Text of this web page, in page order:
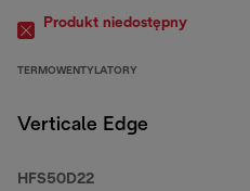
Produkt niedostępny
TERMOWENTYLATORY
Verticale Edge
HFS50D22